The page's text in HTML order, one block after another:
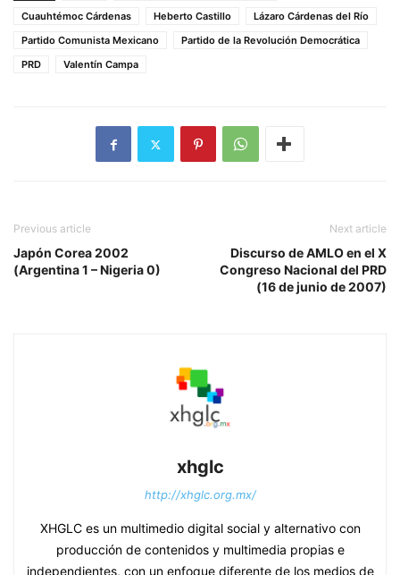
Cuauhtémoc Cárdenas
Heberto Castillo
Lázaro Cárdenas del Río
Partido Comunista Mexicano
Partido de la Revolución Democrática
PRD
Valentín Campa
Previous article
Japón Corea 2002
(Argentina 1 – Nigeria 0)
Next article
Discurso de AMLO en el X
Congreso Nacional del PRD
(16 de junio de 2007)
xhglc
http://xhglc.org.mx/
XHGLC es un multimedio digital social y alternativo con
producción de contenidos y multimedia propias e
independientes, con un enfoque diferente de los medios de